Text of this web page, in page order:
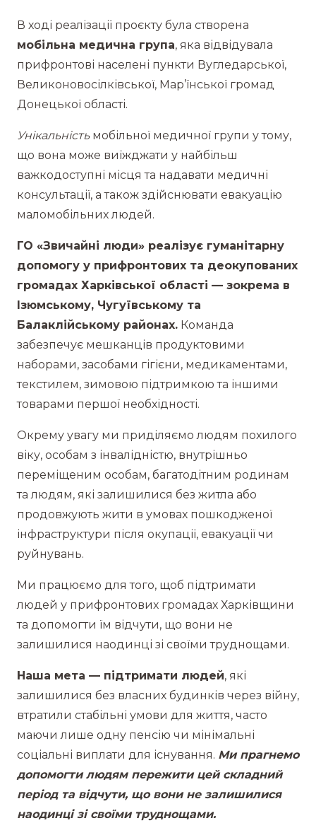
В ході реалізації проєкту була створена
мобільна медична група, яка відвідувала
прифронтові населені пункти Вугледарської,
Великоновосілківської, Мар’їнської громад
Донецької області.
Унікальністьмобільної медичної групи у тому,
що вона може виїжджати у найбільш
важкодоступні місця та надавати медичні
консультації, а також здійснювати евакуацію
маломобільних людей.
ГО «Звичайні люди» реалізує гуманітарну
допомогу у прифронтових та деокупованих
громадах Харківської області — зокрема в
Ізюмському, Чугуївському та
Балаклійському районах. Команда
забезпечує мешканців продуктовими
наборами, засобами гігієни, медикаментами,
текстилем, зимовою підтримкою та іншими
товарами першої необхідності.
Окрему увагу ми приділяємо людям похилого
віку, особам з інвалідністю, внутрішньо
переміщеним особам, багатодітним родинам
та людям, які залишилися без житла або
продовжують жити в умовах пошкодженої
інфраструктури після окупації, евакуації чи
руйнувань.
Ми працюємо для того, щоб підтримати
людей у прифронтових громадах Харківщини
та допомогти їм відчути, що вони не
залишилися наодинці зі своїми труднощами.
Наша мета — підтримати людей, які
залишилися без власних будинків через війну,
втратили стабільні умови для життя, часто
маючи лише одну пенсію чи мінімальні
соціальні виплати для існування. Ми прагнемо
допомогти людям пережити цей складний
період та відчути, що вони не залишилися
наодинці зі своїми труднощами.